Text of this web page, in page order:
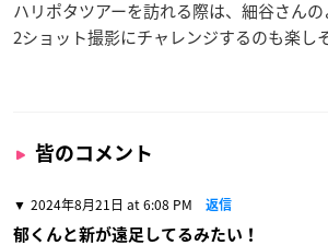
ハリポタツアーを訪れる際は、細谷さん
2ショット撮影にチャレンジするのも楽し
皆のコメント
2024年8月21日 at 6:08 PM 返信
郁くんと新が遠足してるみたい！